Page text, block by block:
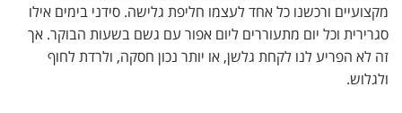
מקצועיים ורכשנו כל אחד לעצמו חליפת גלישה. סידני בימים אילו
סגרירית וכל יום מתעוררים ליום אפור עם גשם בשעות הבוקר. אך
זה לא הפריע לנו לקחת גלשן, או יותר נכון חסקה, ולרדת לחוף
ולגלוש.